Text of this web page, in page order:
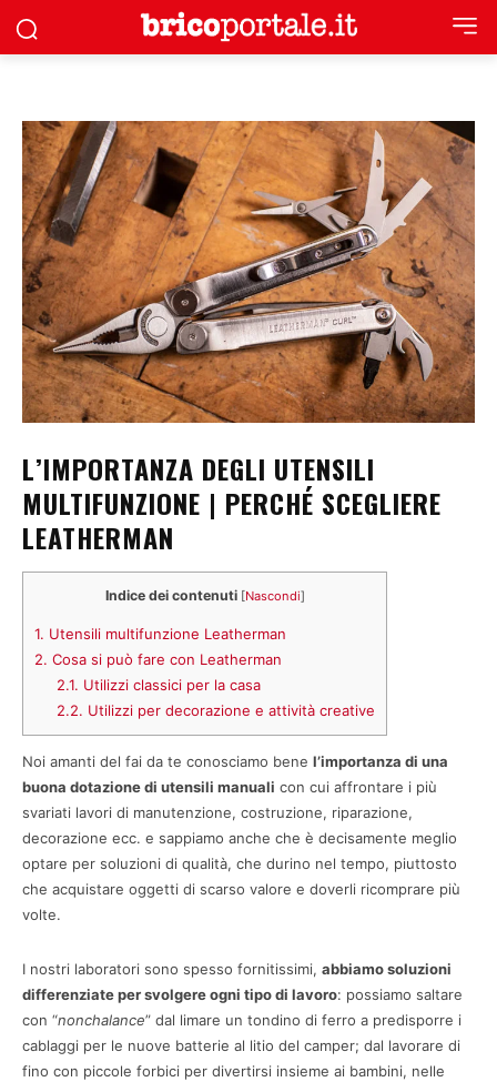
L’IMPORTANZA DEGLI UTENSILI
MULTIFUNZIONE | PERCHÉ SCEGLIERE
LEATHERMAN
Indice dei contenuti [Nascondi]
1. Utensili multifunzione Leatherman
2. Cosa si può fare con Leatherman
2.1. Utilizzi classici per la casa
2.2. Utilizzi per decorazione e attività creative
Noi amanti del fai da te conosciamo bene l’importanza di una
buona dotazione di utensili manuali con cui affrontare i più
svariati lavori di manutenzione, costruzione, riparazione,
decorazione ecc. e sappiamo anche che è decisamente meglio
optare per soluzioni di qualità, che durino nel tempo, piuttosto
che acquistare oggetti di scarso valore e doverli ricomprare più
volte.
I nostri laboratori sono spesso fornitissimi, abbiamo soluzioni
differenziate per svolgere ogni tipo di lavoro: possiamo saltare
con “nonchalance” dal limare un tondino di ferro a predisporre i
cablaggi per le nuove batterie al litio del camper; dal lavorare di
fino con piccole forbici per divertirsi insieme ai bambini, nelle